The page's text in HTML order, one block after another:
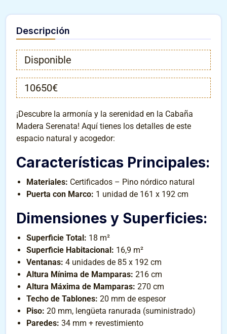
Descripción
Disponible
10650€
¡Descubre la armonía y la serenidad en la Cabaña
Madera Serenata! Aquí tienes los detalles de este
espacio natural y acogedor:
Características Principales:
Materiales: Certificados – Pino nórdico natural
Puerta con Marco: 1 unidad de 161 x 192 cm
Dimensiones y Superficies:
Superficie Total: 18 m²
Superficie Habitacional: 16,9 m²
Ventanas: 4 unidades de 85 x 192 cm
Altura Mínima de Mamparas: 216 cm
Altura Máxima de Mamparas: 270 cm
Techo de Tablones: 20 mm de espesor
Piso: 20 mm, lengüeta ranurada (suministrado)
Paredes: 34 mm + revestimiento